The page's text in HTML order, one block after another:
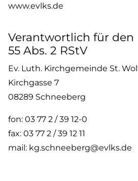
www.evlks.de
Verantwortlich für den
55 Abs. 2 RStV
Ev. Luth. Kirchgemeinde St.
Kirchgasse 7
08289 Schneeberg
fon: 03 77 2 / 39 12-0
fax: 03 77 2 / 39 12 11
mail: kg.schneeberg@evlks.de